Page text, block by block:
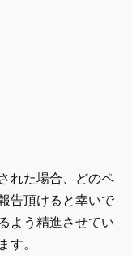
れた場合、どのペ
告頂けると幸いで
よう精進させてい
す。